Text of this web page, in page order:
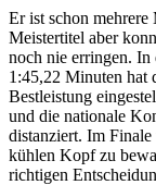
Er ist schon mehrere
Meistertitel aber
noch nie erringen. In
1:45,22 Minuten hat
Bestleistung
und die nationale
distanziert. Im
kühlen Kopf zu
richtigen